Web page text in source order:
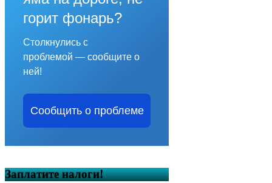
горит фонарь?
Столкнулись с
проблемой — сообщите о
ней!
Сообщить о проблеме
Заплатите налоги!